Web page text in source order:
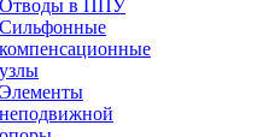
Отводы в ППУ
Сильфонные
компенсационные
узлы
Элементы
неподвижной